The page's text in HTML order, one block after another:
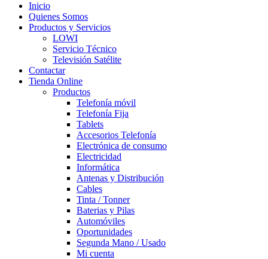
Inicio
Quienes Somos
Productos y Servicios
LOWI
Servicio Técnico
Televisión Satélite
Contactar
Tienda Online
Productos
Telefonía móvil
Telefonía Fija
Tablets
Accesorios Telefonía
Electrónica de consumo
Electricidad
Informática
Antenas y Distribución
Cables
Tinta / Tonner
Baterias y Pilas
Automóviles
Oportunidades
Segunda Mano / Usado
Mi cuenta